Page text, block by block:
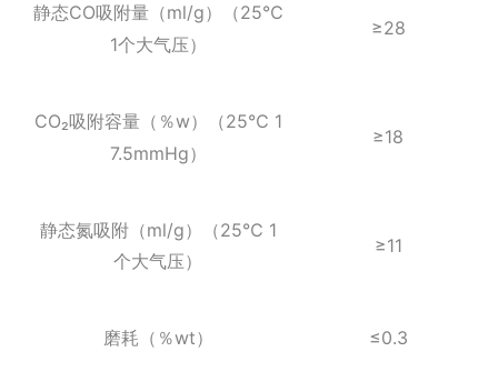
静态CO吸附量（ml/g）（25℃
1个大气压）
≥28
CO₂吸附容量（％w）（25℃ 1
7.5mmHg）
≥18
静态氮吸附（ml/g）（25℃ 1
个大气压）
≥11
磨耗（％wt） ≤0.3